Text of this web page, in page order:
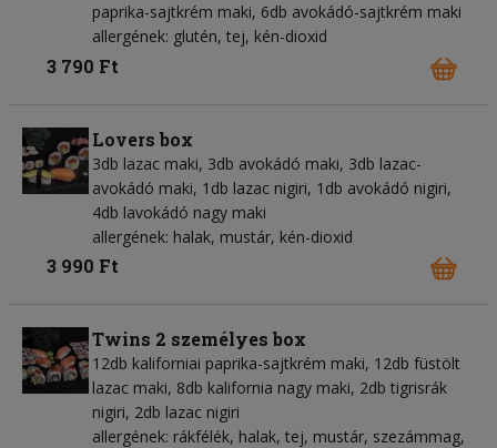
paprika-sajtkrém maki, 6db avokádó-sajtkrém maki
allergének: glutén, tej, kén-dioxid
3 790 Ft
Lovers box
3db lazac maki, 3db avokádó maki, 3db lazac-
avokádó maki, 1db lazac nigiri, 1db avokádó nigiri,
4db lavokádó nagy maki
allergének: halak, mustár, kén-dioxid
3 990 Ft
Twins 2 személyes box
12db kaliforniai paprika-sajtkrém maki, 12db füstölt
lazac maki, 8db kalifornia nagy maki, 2db tigrisrák
nigiri, 2db lazac nigiri
allergének: rákfélék, halak, tej, mustár, szezámmag,